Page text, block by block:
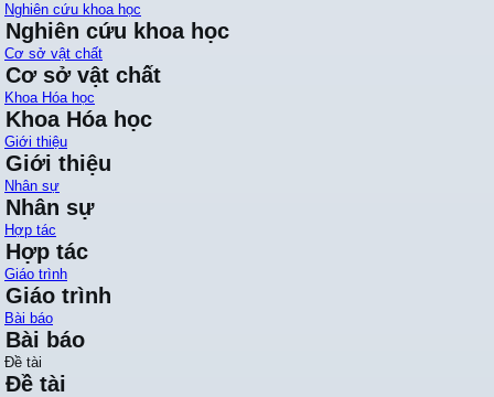
Nghiên cứu khoa học
Nghiên cứu khoa học
Cơ sở vật chất
Cơ sở vật chất
Khoa Hóa học
Khoa Hóa học
Giới thiệu
Giới thiệu
Nhân sự
Nhân sự
Hợp tác
Hợp tác
Giáo trình
Giáo trình
Bài báo
Bài báo
Đề tài
Đề tài